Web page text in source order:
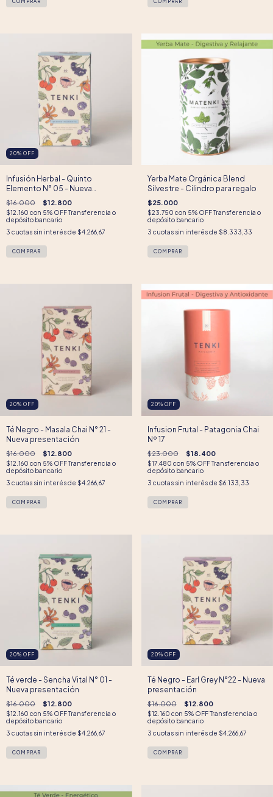
20% OFF
Infusión Herbal - Quinto
Elemento N° 05 - Nueva
presentación
$16.000 $12.800
$12.160 con 5% OFF Transferencia o
depósito bancario
3 cuotas sin interés de $4.266,67
Yerba Mate Orgánica Blend
Silvestre - Cilindro para regalo
$25.000
$23.750 con 5% OFF Transferencia o
depósito bancario
3 cuotas sin interés de $8.333,33
20% OFF
Té Negro - Masala Chai N° 21 -
Nueva presentación
$16.000 $12.800
$12.160 con 5% OFF Transferencia o
depósito bancario
3 cuotas sin interés de $4.266,67
20% OFF
Infusion Frutal - Patagonia Chai
Nº 17
$23.000 $18.400
$17.480 con 5% OFF Transferencia o
depósito bancario
3 cuotas sin interés de $6.133,33
20% OFF
Té verde - Sencha Vital N° 01 -
Nueva presentación
$16.000 $12.800
$12.160 con 5% OFF Transferencia o
depósito bancario
3 cuotas sin interés de $4.266,67
20% OFF
Té Negro - Earl Grey N°22 - Nueva
presentación
$16.000 $12.800
$12.160 con 5% OFF Transferencia o
depósito bancario
3 cuotas sin interés de $4.266,67